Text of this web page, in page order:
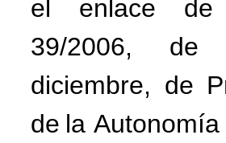
el
enlace de
39/2006,
de
diciembre, de
de la